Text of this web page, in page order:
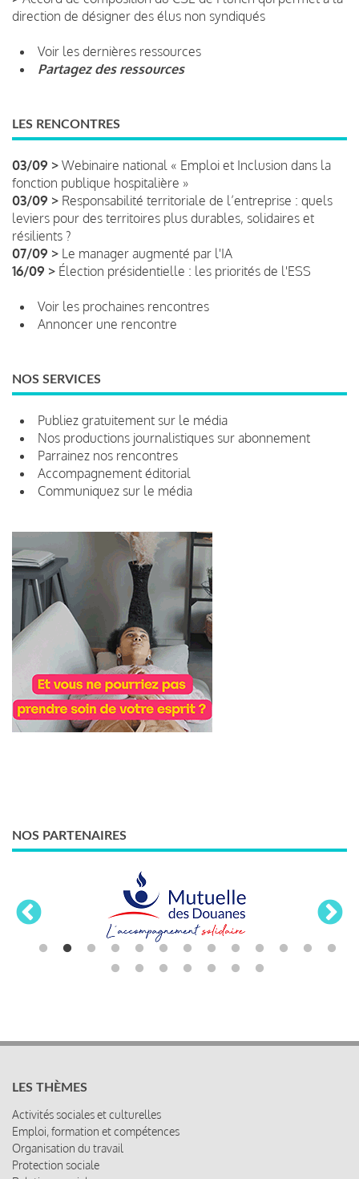
direction de désigner des élus non syndiqués
Voir les dernières ressources
Partagez des ressources
LES RENCONTRES
03/09 > Webinaire national « Emploi et Inclusion dans la
fonction publique hospitalière »
03/09 > Responsabilité territoriale de l’entreprise : quels
leviers pour des territoires plus durables, solidaires et
résilients ?
07/09 > Le manager augmenté par l'IA
16/09 > Élection présidentielle : les priorités de l'ESS
Voir les prochaines rencontres
Annoncer une rencontre
NOS SERVICES
Publiez gratuitement sur le média
Nos productions journalistiques sur abonnement
Parrainez nos rencontres
Accompagnement éditorial
Communiquez sur le média
NOS PARTENAIRES
LES THÈMES
Activités sociales et culturelles
Emploi, formation et compétences
Organisation du travail
Protection sociale